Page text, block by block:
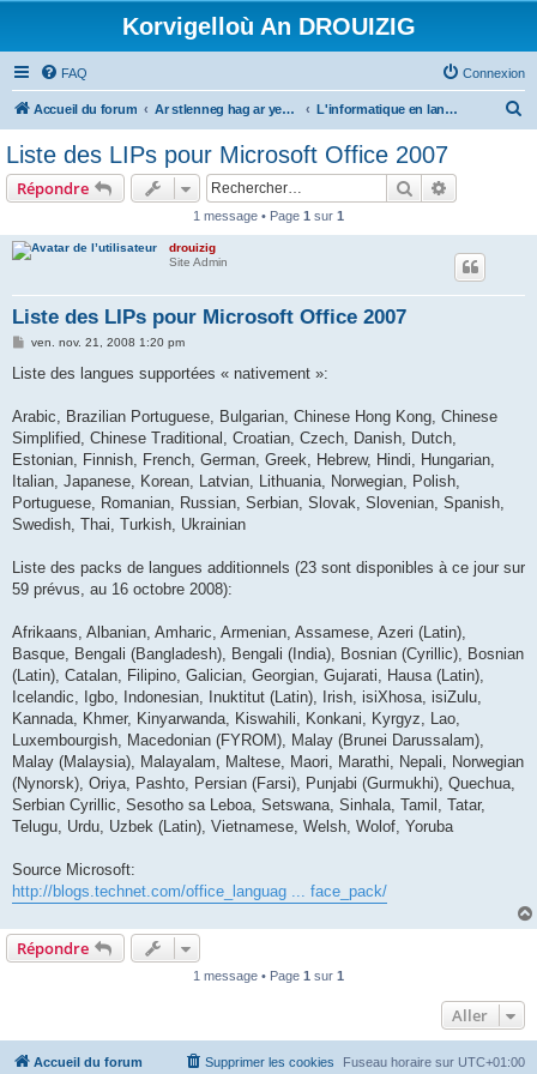
Korvigelloù An DROUIZIG
FAQ Connexion
Accueil du forum Ar stlenneg hag ar yezhoù bihan er bed a-bezh L'informatique en langues régionales et minoritaires
Liste des LIPs pour Microsoft Office 2007
Répondre Rechercher
1 message • Page 1 sur 1
drouizig
Site Admin
Liste des LIPs pour Microsoft Office 2007
M
s
g
ven. nov. 21, 2008 1:20 pm
Liste des langues supportées « nativement »:
Arabic, Brazilian Portuguese, Bulgarian, Chinese Hong Kong, Chinese
Simplified, Chinese Traditional, Croatian, Czech, Danish, Dutch,
Estonian, Finnish, French, German, Greek, Hebrew, Hindi, Hungarian,
Italian, Japanese, Korean, Latvian, Lithuania, Norwegian, Polish,
Portuguese, Romanian, Russian, Serbian, Slovak, Slovenian, Spanish,
Swedish, Thai, Turkish, Ukrainian
Liste des packs de langues additionnels (23 sont disponibles à ce jour sur
59 prévus, au 16 octobre 2008):
Afrikaans, Albanian, Amharic, Armenian, Assamese, Azeri (Latin),
Basque, Bengali (Bangladesh), Bengali (India), Bosnian (Cyrillic), Bosnian
(Latin), Catalan, Filipino, Galician, Georgian, Gujarati, Hausa (Latin),
Icelandic, Igbo, Indonesian, Inuktitut (Latin), Irish, isiXhosa, isiZulu,
Kannada, Khmer, Kinyarwanda, Kiswahili, Konkani, Kyrgyz, Lao,
Luxembourgish, Macedonian (FYROM), Malay (Brunei Darussalam),
Malay (Malaysia), Malayalam, Maltese, Maori, Marathi, Nepali, Norwegian
(Nynorsk), Oriya, Pashto, Persian (Farsi), Punjabi (Gurmukhi), Quechua,
Serbian Cyrillic, Sesotho sa Leboa, Setswana, Sinhala, Tamil, Tatar,
Telugu, Urdu, Uzbek (Latin), Vietnamese, Welsh, Wolof, Yoruba
Source Microsoft:
http://blogs.technet.com/office_languag ... face_pack/
Répondre
1 message • Page 1 sur 1
Aller
Accueil du forum Fuseau horaire sur UTC+01:00
Supprimer les cookies